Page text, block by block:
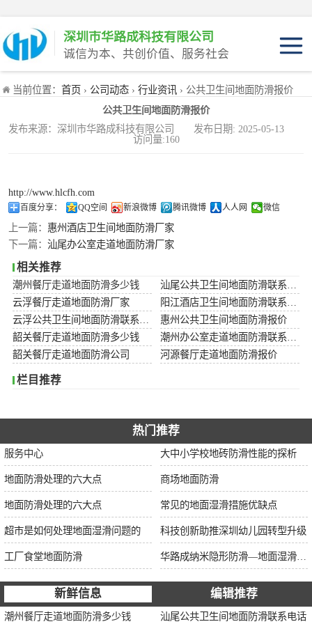
深圳市华路成科技有限公司
诚信为本、共创价值、服务社会
当前位置： 首页 › 公司动态 › 行业资讯 › 公共卫生间地面防滑报价
公共卫生间地面防滑报价
发布来源：深圳市华路成科技有限公司 发布日期: 2025-05-13
访问量:160
http://www.hlcfh.com
百度分享： QQ空间 新浪微博 腾讯微博 人人网 微信
上一篇： 惠州酒店卫生间地面防滑厂家
下一篇： 汕尾办公室走道地面防滑厂家
相关推荐
潮州餐厅走道地面防滑多少钱
云浮餐厅走道地面防滑厂家
惠州公共卫生间地面防滑报价
韶关餐厅走道地面防滑多少钱
韶关餐厅走道地面防滑公司
河源餐厅走道地面防滑报价
栏目推荐
热门推荐
服务中心 大中小学校地砖防滑性能的探析
地面防滑处理的六大点 商场地面防滑
地面防滑处理的六大点 常见的地面湿滑措施优缺点
超市是如何处理地面湿滑问题的 科技创新助推深圳幼儿园转型升级
工厂食堂地面防滑
新鲜信息 编辑推荐
潮州餐厅走道地面防滑多少钱 汕尾公共卫生间地面防滑联系电话
产品介绍
适用范围
产品优势
产品工程装